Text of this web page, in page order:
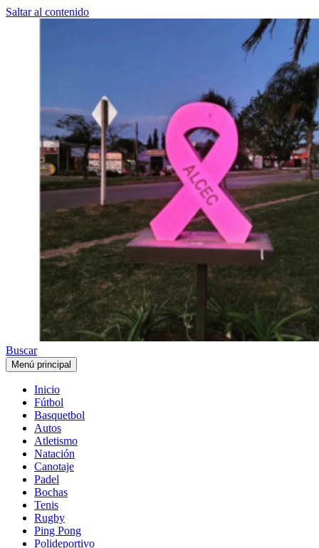
Saltar al contenido
Buscar
Menú principal
Inicio
Fútbol
Basquetbol
Autos
Atletismo
Natación
Canotaje
Padel
Bochas
Tenis
Rugby
Ping Pong
Polideportivo